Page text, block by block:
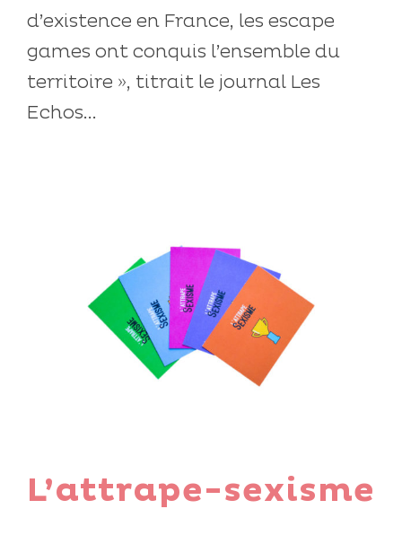
d’existence en France, les escape
games ont conquis l’ensemble du
territoire », titrait le journal Les
Echos...
L’attrape-sexisme